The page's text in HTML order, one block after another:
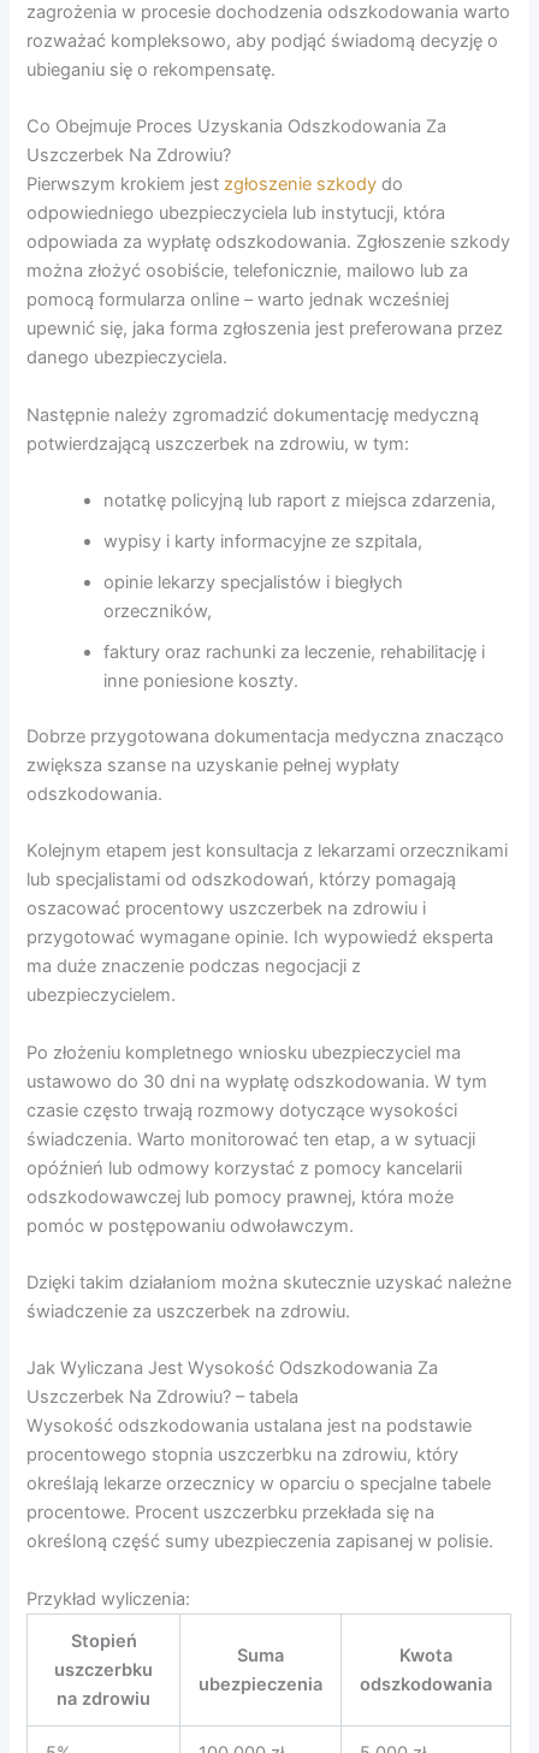
zagrożenia w procesie dochodzenia odszkodowania warto
rozważać kompleksowo, aby podjąć świadomą decyzję o
ubieganiu się o rekompensatę.
Co Obejmuje Proces Uzyskania Odszkodowania Za
Uszczerbek Na Zdrowiu?
Pierwszym krokiem jestzgłoszenie szkody do
odpowiedniego ubezpieczyciela lub instytucji, która
odpowiada za wypłatę odszkodowania. Zgłoszenie szkody
można złożyć osobiście, telefonicznie, mailowo lub za
pomocą formularza online – warto jednak wcześniej
upewnić się, jaka forma zgłoszenia jest preferowana przez
danego ubezpieczyciela.
Następnie należy zgromadzić dokumentację medyczną
potwierdzającą uszczerbek na zdrowiu, w tym:
notatkę policyjną lub raport z miejsca zdarzenia,
wypisy i karty informacyjne ze szpitala,
opinie lekarzy specjalistów i biegłych
orzeczników,
faktury oraz rachunki za leczenie, rehabilitację i
inne poniesione koszty.
Dobrze przygotowana dokumentacja medyczna znacząco
zwiększa szanse na uzyskanie pełnej wypłaty
odszkodowania.
Kolejnym etapem jest konsultacja z lekarzami orzecznikami
lub specjalistami od odszkodowań, którzy pomagają
oszacować procentowy uszczerbek na zdrowiu i
przygotować wymagane opinie. Ich wypowiedź eksperta
ma duże znaczenie podczas negocjacji z
ubezpieczycielem.
Po złożeniu kompletnego wniosku ubezpieczyciel ma
ustawowo do 30 dni na wypłatę odszkodowania. W tym
czasie często trwają rozmowy dotyczące wysokości
świadczenia. Warto monitorować ten etap, a w sytuacji
opóźnień lub odmowy korzystać z pomocy kancelarii
odszkodowawczej lub pomocy prawnej, która może
pomóc w postępowaniu odwoławczym.
Dzięki takim działaniom można skutecznie uzyskać należne
świadczenie za uszczerbek na zdrowiu.
Jak Wyliczana Jest Wysokość Odszkodowania Za
Uszczerbek Na Zdrowiu? – tabela
Wysokość odszkodowania ustalana jest na podstawie
procentowego stopnia uszczerbku na zdrowiu, który
określają lekarze orzecznicy w oparciu o specjalne tabele
procentowe. Procent uszczerbku przekłada się na
określoną część sumy ubezpieczenia zapisanej w polisie.
Przykład wyliczenia:
Stopień
uszczerbku
na zdrowiu
Suma
ubezpieczenia
Kwota
odszkodowania